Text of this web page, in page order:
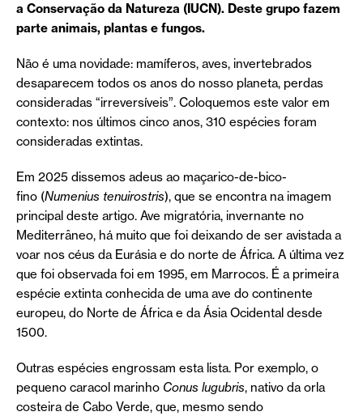
a Conservação da Natureza (IUCN). Deste grupo fazem
parte animais, plantas e fungos.
Não é uma novidade: mamíferos, aves, invertebrados
desaparecem todos os anos do nosso planeta, perdas
consideradas “irreversíveis”. Coloquemos este valor em
contexto: nos últimos cinco anos, 310 espécies foram
consideradas extintas.
Em 2025 dissemos adeus ao maçarico-de-bico-
fino (Numenius tenuirostris), que se encontra na imagem
principal deste artigo. Ave migratória, invernante no
Mediterrâneo, há muito que foi deixando de ser avistada a
voar nos céus da Eurásia e do norte de África. A última vez
que foi observada foi em 1995, em Marrocos. É a primeira
espécie extinta conhecida de uma ave do continente
europeu, do Norte de África e da Ásia Ocidental desde
1500.
Outras espécies engrossam esta lista. Por exemplo, o
pequeno caracol marinho Conus lugubris, nativo da orla
costeira de Cabo Verde, que, mesmo sendo